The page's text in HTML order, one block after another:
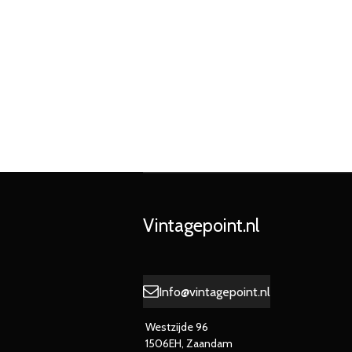
Vintagepoint.nl
Info@vintagepoint.nl
Westzijde 96
1506EH, Zaandam